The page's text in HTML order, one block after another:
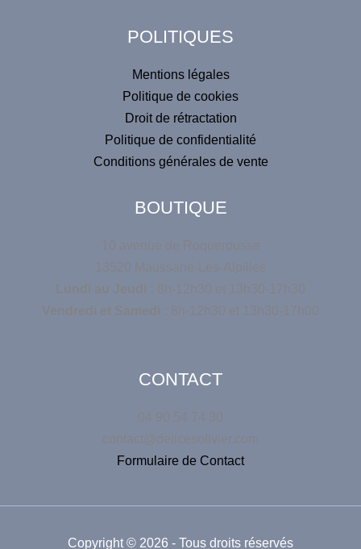
POLITIQUES
Mentions légales
Politique de cookies
Droit de rétractation
Politique de confidentialité
Conditions générales de vente
BOUTIQUE
10 avenue de Roquerousse
13520 Maussane-Les-Alpilles
Lundi au Jeudi : 8h-12h30 et 13h30-17h30
Vendredi et Samedi : 8h-12h30 et 13h30-17h00
CONTACT
04 90 54 74 30
contact@delicesolivier.com
Formulaire de Contact
Copyright © 2026 - Tous droits réservés